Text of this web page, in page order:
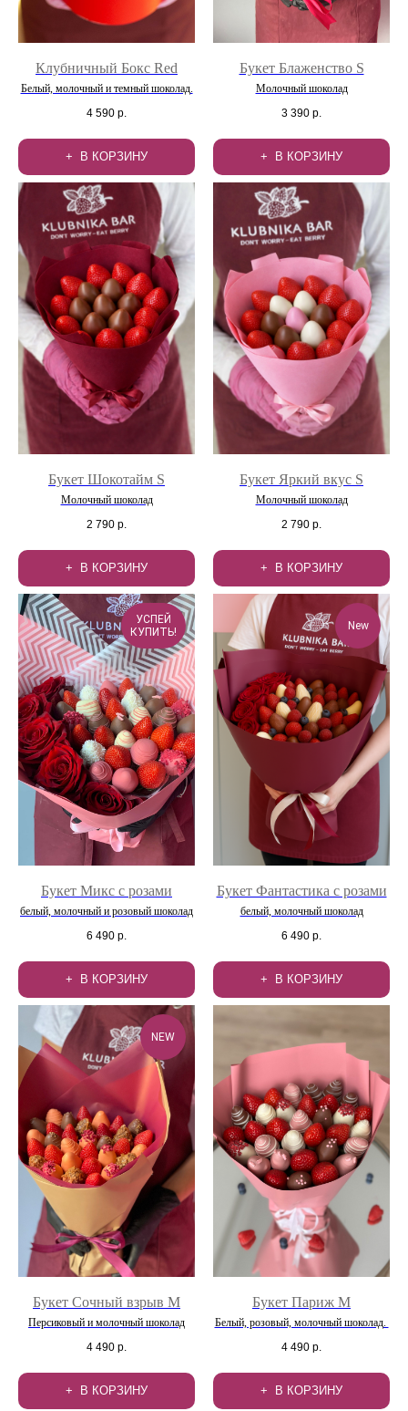
Клубничный Бокс Red
Белый, молочный и темный шоколад.
4 590 р.
В КОРЗИНУ
Букет Блаженство S
Молочный шоколад
3 390 р.
В КОРЗИНУ
Букет Шокотайм S
Молочный шоколад
2 790 р.
В КОРЗИНУ
Букет Яркий вкус S
Молочный шоколад
2 790 р.
В КОРЗИНУ
УСПЕЙ
КУПИТЬ!
Букет Микс с розами
белый, молочный и розовый шоколад
6 490 р.
В КОРЗИНУ
New
Букет Фантастика с розами
белый, молочный шоколад
6 490 р.
В КОРЗИНУ
NEW
Букет Сочный взрыв М
Персиковый и молочный шоколад
4 490 р.
В КОРЗИНУ
Букет Париж M
Белый, розовый, молочный шоколад.
4 490 р.
В КОРЗИНУ